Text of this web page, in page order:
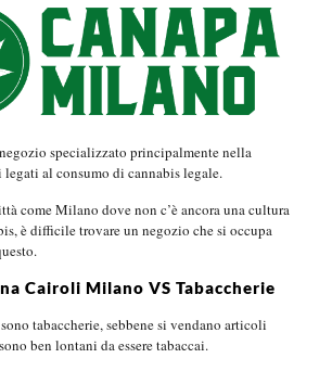
specializzato principalmente nella
legati al consumo di cannabis legale.
come Milano dove non c’è ancora una cultura
è difficile trovare un negozio che si occupa
Cairoli Milano VS Tabaccherie
tabaccherie, sebbene si vendano articoli
ben lontani da essere tabaccai.